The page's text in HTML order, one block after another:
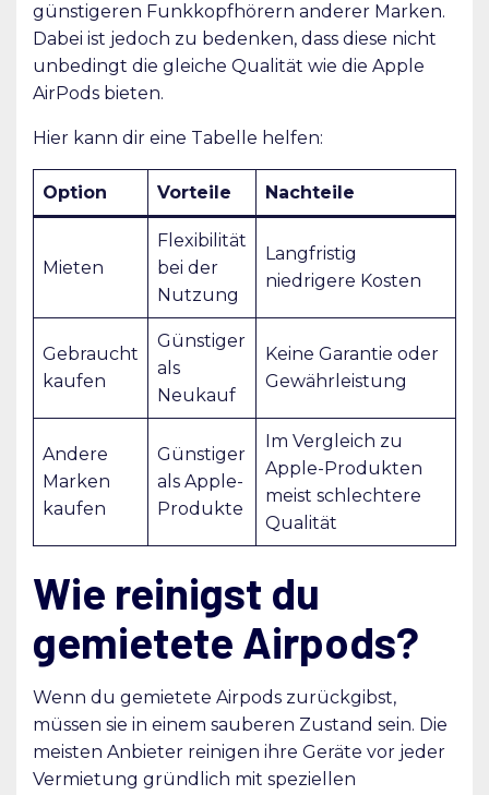
günstigeren Funkkopfhörern anderer Marken.
Dabei ist jedoch zu bedenken, dass diese nicht
unbedingt die gleiche Qualität wie die Apple
AirPods bieten.
Hier kann dir eine Tabelle helfen:
Option Vorteile Nachteile
Mieten
Flexibilität
bei der
Nutzung
Langfristig
niedrigere Kosten
Gebraucht
kaufen
Günstiger
als
Neukauf
Keine Garantie oder
Gewährleistung
Andere
Marken
kaufen
Günstiger
als Apple-
Produkte
Im Vergleich zu
Apple-Produkten
meist schlechtere
Qualität
Wie reinigst du
gemietete Airpods?
Wenn du gemietete Airpods zurückgibst,
müssen sie in einem sauberen Zustand sein. Die
meisten Anbieter reinigen ihre Geräte vor jeder
Vermietung gründlich mit speziellen